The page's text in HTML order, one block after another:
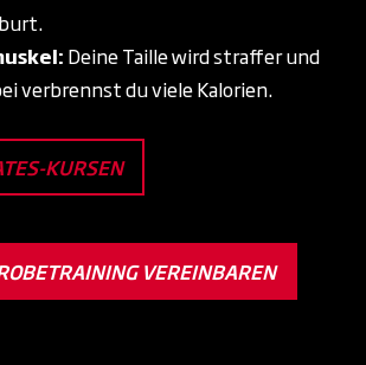
Deine Taille wird straffer und
verbrennst du viele Kalorien.
KURSEN
VEREINBAREN